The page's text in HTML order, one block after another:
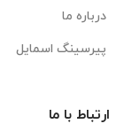
درباره ما
پیرسینگ اسمایل
ارتباط با ما